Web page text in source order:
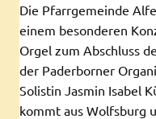
Die Pfarrgemeinde
einem besonderen
Orgel zum Abschluss
der Paderborner
Solistin Jasmin Isabel
kommt aus Wolfsburg